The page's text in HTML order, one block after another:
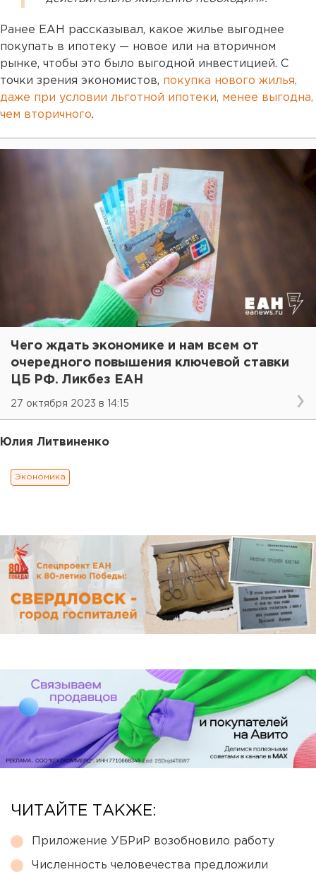
Ранее ЕАН рассказывал, какое жилье выгоднее
покупать в ипотеку — новое или на вторичном
рынке, чтобы это было выгодной инвестицией. С
точки зрения экономистов, покупка нового жилья,
даже при условии льготной ипотеки, менее выгодна,
чем вторичного.
Чего ждать экономике и нам всем от
очередного повышения ключевой ставки
ЦБ РФ. Ликбез ЕАН
27 октября 2023 в 14:15
Юлия Литвиненко
Экономика
ЧИТАЙТЕ ТАКЖЕ:
Приложение УБРиР возобновило работу
Численность человечества предложили